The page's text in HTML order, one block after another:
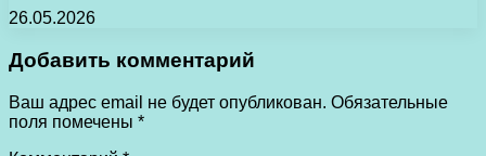
26.05.2026
Добавить комментарий
Ваш адрес email не будет опубликован. Обязательные
поля помечены *